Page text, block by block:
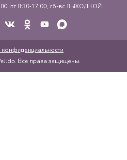
пт 8:30-17:00, сб-вс ВЫХОДНОЙ
Все права защищены.
конфиденциальности